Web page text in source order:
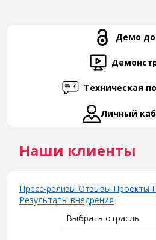
Демо
Техническая
Личный
Наши клиенты
Пресс-релизы Отзывы Проекты
Результаты внедрения
Выбрать отрасль